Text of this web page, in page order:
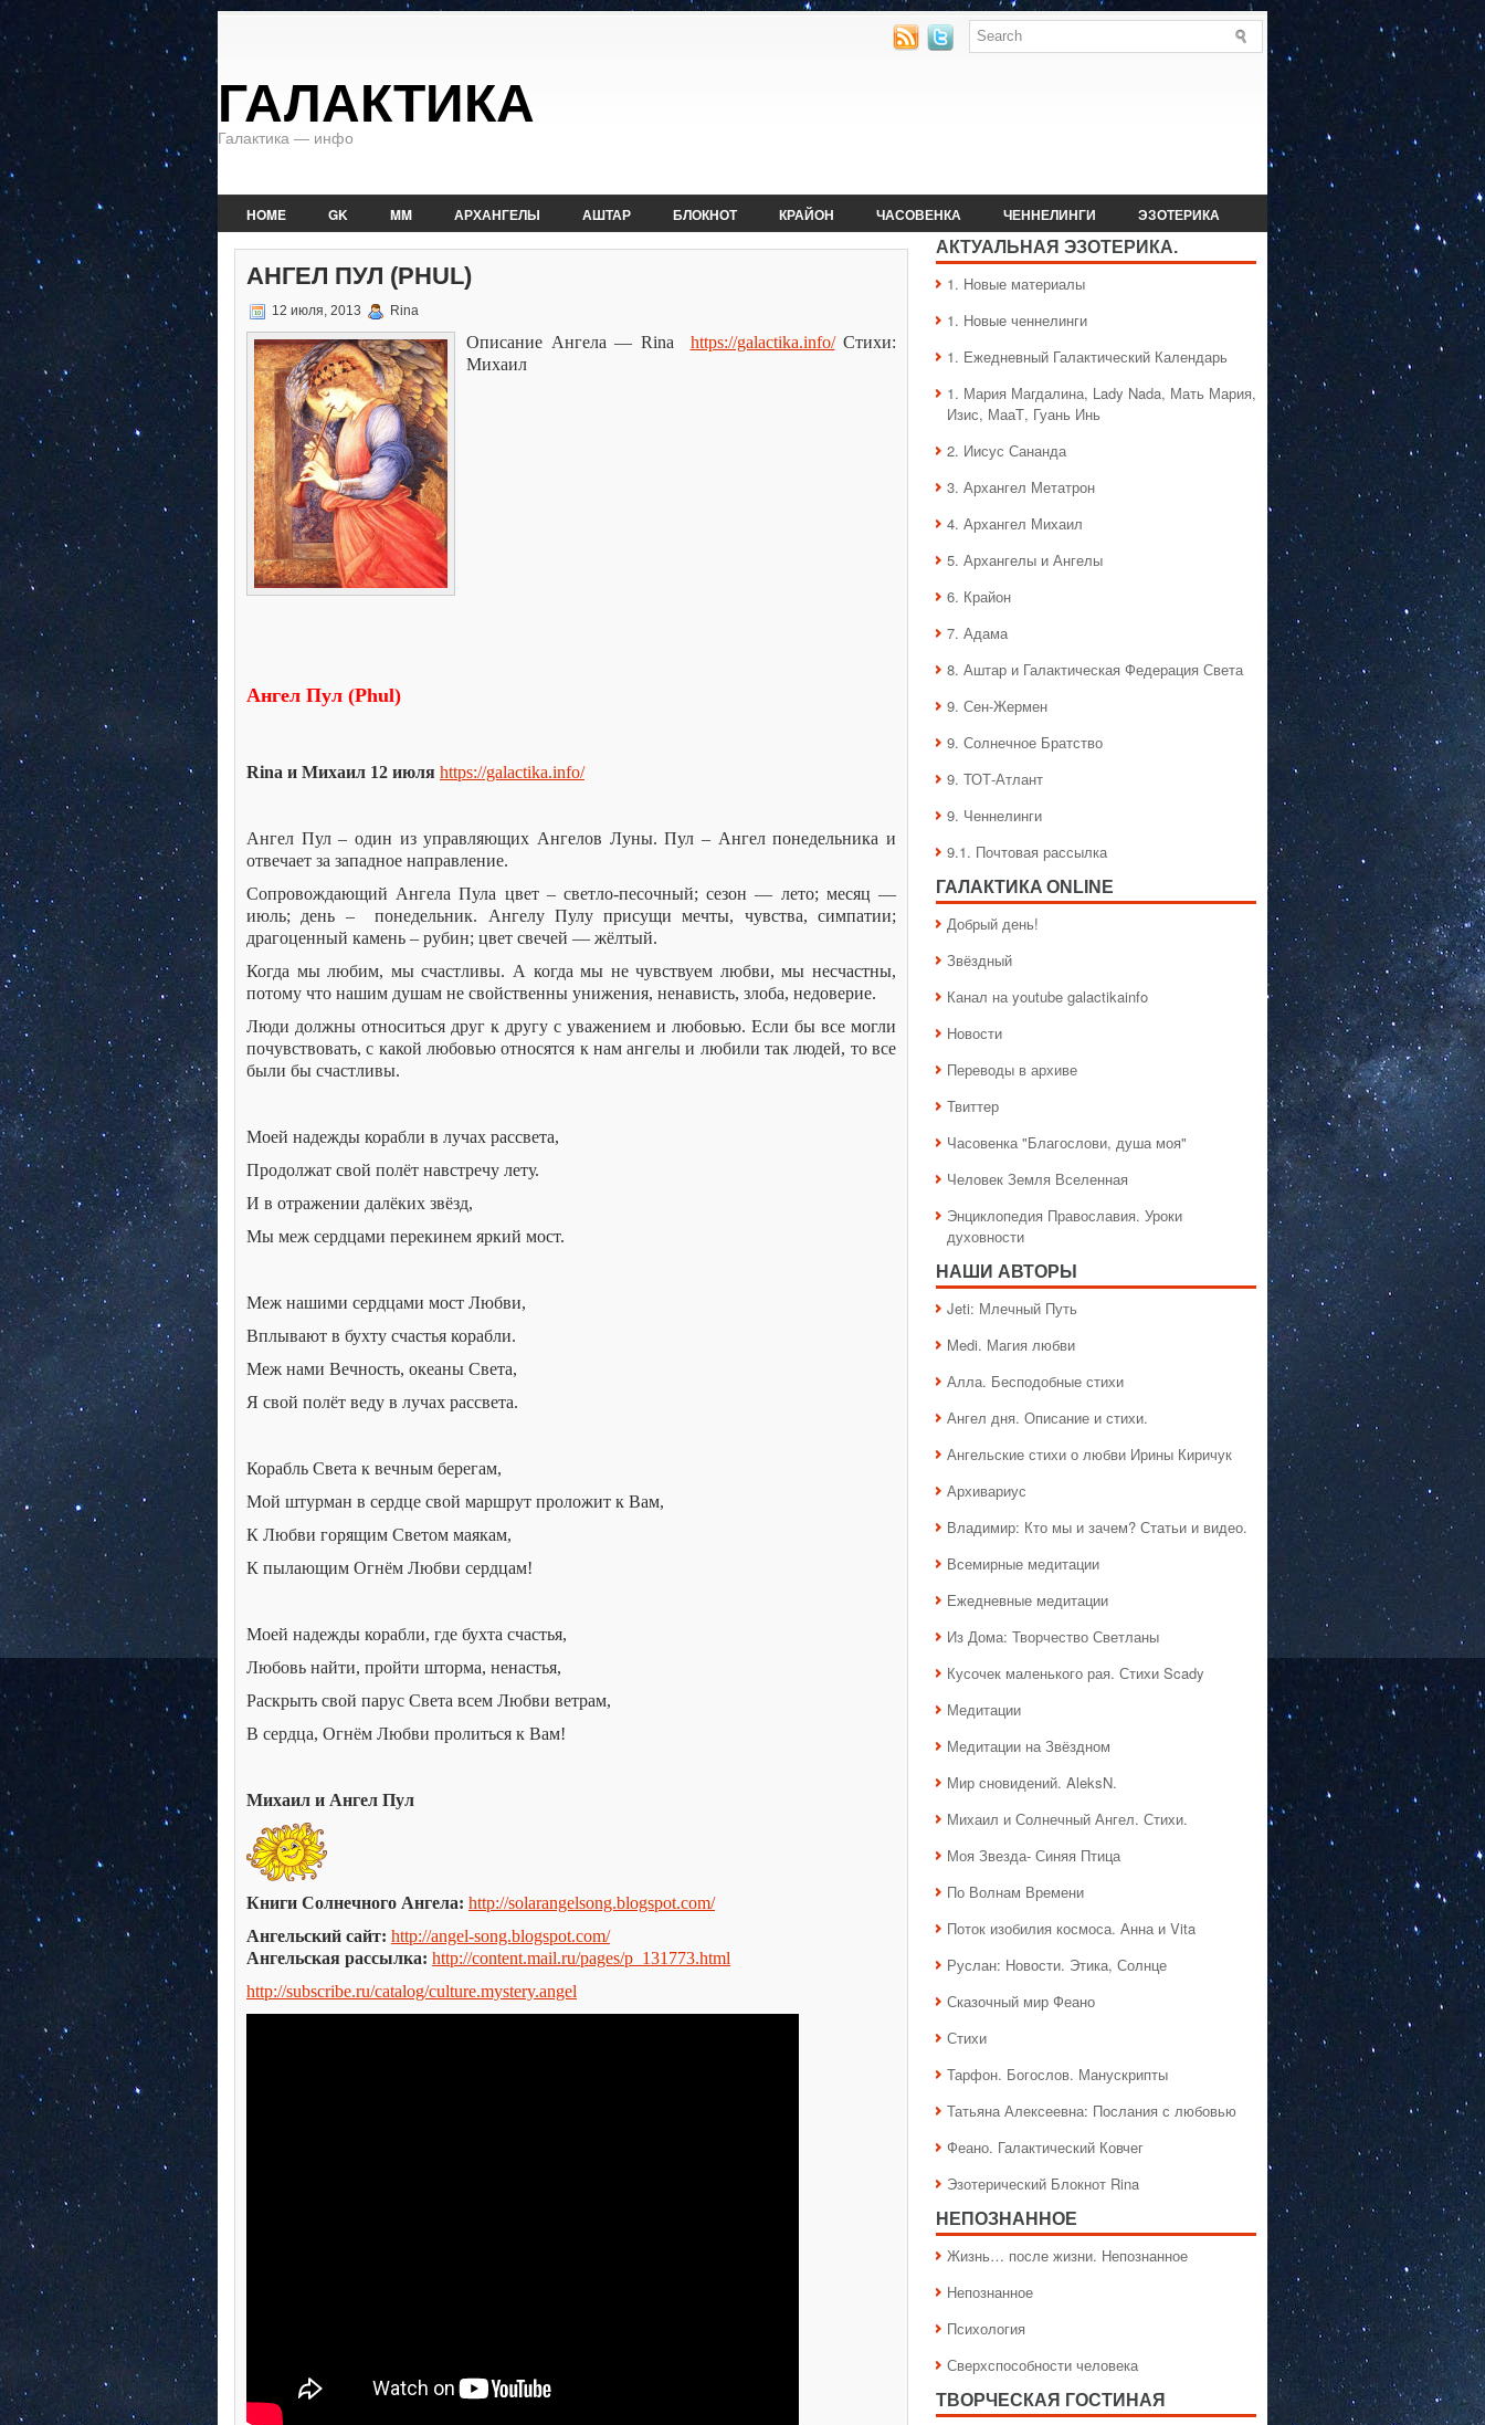
ГАЛАКТИКА
Галактика — инфо
HOME GK MM АРХАНГЕЛЫ АШТАР БЛОКНОТ КРАЙОН ЧАСОВЕНКА ЧЕННЕЛИНГИ ЭЗОТЕРИКА
АНГЕЛ ПУЛ (PHUL)
12 июля, 2013 Rina
Описание Ангела — Rina https://galactika.info/Стихи:
Михаил
Ангел Пул (Phul)
Rina и Михаил 12 июля https://galactika.info/
Ангел Пул – один из управляющих Ангелов Луны. Пул – Ангел понедельника и
отвечает за западное направление.
Сопровождающий Ангела Пула цвет – светло-песочный; сезон — лето; месяц —
июль; день – понедельник. Ангелу Пулу присущи мечты, чувства, симпатии;
драгоценный камень – рубин; цвет свечей — жёлтый.
Когда мы любим, мы счастливы. А когда мы не чувствуем любви, мы несчастны,
потому что нашим душам не свойственны унижения, ненависть, злоба, недоверие.
Люди должны относиться друг к другу с уважением и любовью. Если бы все могли
почувствовать, с какой любовью относятся к нам ангелы и любили так людей, то все
были бы счастливы.
Моей надежды корабли в лучах рассвета,
Продолжат свой полёт навстречу лету.
И в отражении далёких звёзд,
Мы меж сердцами перекинем яркий мост.
Меж нашими сердцами мост Любви,
Вплывают в бухту счастья корабли.
Меж нами Вечность, океаны Света,
Я свой полёт веду в лучах рассвета.
Корабль Света к вечным берегам,
Мой штурман в сердце свой маршрут проложит к Вам,
К Любви горящим Светом маякам,
К пылающим Огнём Любви сердцам!
Моей надежды корабли, где бухта счастья,
Любовь найти, пройти шторма, ненастья,
Раскрыть свой парус Света всем Любви ветрам,
В сердца, Огнём Любви пролиться к Вам!
Михаил и Ангел Пул
Книги Солнечного Ангела: http://solarangelsong.blogspot.com/
Ангельский сайт: http://angel-song.blogspot.com/
Ангельская рассылка: http://content.mail.ru/pages/p_131773.html
http://subscribe.ru/catalog/culture.mystery.angel
АКТУАЛЬНАЯ ЭЗОТЕРИКА.
1. Hовые материалы
1. Hовые ченнелинги
1. Ежедневный Галактический Календарь
1. Мария Магдалина, Lady Nada, Мать Мария,
Изис, МааТ, Гуань Инь
2. Иисус Сананда
3. Архангел Метатрон
4. Архангел Михаил
5. Архангелы и Ангелы
6. Крайон
7. Адама
8. Аштар и Галактическая Федерация Света
9. Сен-Жермен
9. Солнечное Братство
9. ТОТ-Атлант
9. Ченнелинги
9.1. Почтовая рассылка
ГАЛАКТИКA ONLINE
Добрый день!
Звёздный
Канал на youtube galactikainfo
Новости
Переводы в архиве
Твиттер
Часовенка "Благослови, душа моя"
Человек Земля Вселенная
Энциклопедия Православия. Уроки
духовности
НАШИ АВТОРЫ
Jeti: Млечный Путь
Medi. Магия любви
Алла. Бесподобные стихи
Ангел дня. Описание и стихи.
Ангельские стихи о любви Ирины Киричук
Архивариус
Владимир: Кто мы и зачем? Статьи и видео.
Всемирные медитации
Ежедневные медитации
Из Дома: Творчество Светланы
Кусочек маленького рая. Стихи Scady
Медитации
Медитации на Звёздном
Мир сновидений. AleksN.
Михаил и Солнечный Ангел. Стихи.
Моя Звезда- Синяя Птица
По Волнам Времени
Поток изобилия космоса. Анна и Vita
Руслан: Новости. Этика, Солнце
Сказочный мир Феано
Стихи
Тарфон. Богослов. Манускрипты
Татьяна Алексеевна: Послания с любовью
Феано. Галактический Ковчег
Эзотерический Блокнот Rina
НЕПОЗНАННОЕ
Жизнь… после жизни. Непознанное
Непознанное
Психология
Сверхспособности человека
ТВОРЧЕСКАЯ ГОСТИНАЯ